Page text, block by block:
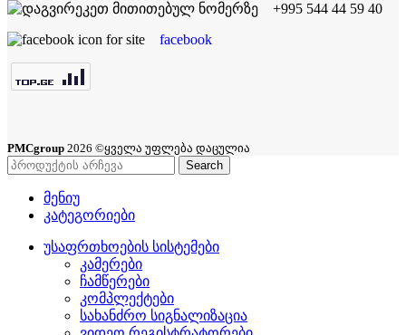
+995 544 44 59 40
facebook
PMCgroup 2026 ©ყველა უფლება დაცულია
Search
მენიუ
კატეგორიები
უსაფრთხოების სისტემები
კამერები
ჩამწერები
კომპლექტები
სახანძრო სიგნალიზაცია